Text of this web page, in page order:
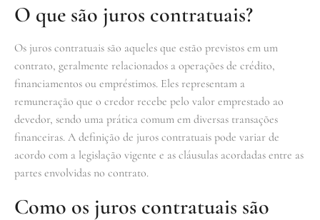
O que são juros contratuais?
Os juros contratuais são aqueles que estão previstos em um
contrato, geralmente relacionados a operações de crédito,
financiamentos ou empréstimos. Eles representam a
remuneração que o credor recebe pelo valor emprestado ao
devedor, sendo uma prática comum em diversas transações
financeiras. A definição de juros contratuais pode variar de
acordo com a legislação vigente e as cláusulas acordadas entre as
partes envolvidas no contrato.
Como os juros contratuais são